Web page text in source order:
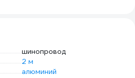
шинопровод
2 м
алюминий